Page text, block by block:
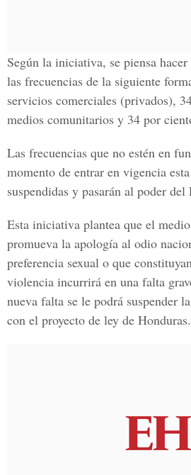
Según la iniciativa, se piensa
las frecuencias de la siguiente
servicios comerciales (privados),
medios comunitarios y 34 por
Las frecuencias que no estén en
momento de entrar en vigencia
suspendidas y pasarán al poder del
Esta iniciativa plantea que el
promueva la apología al odio
preferencia sexual o que
violencia incurrirá en una falta
nueva falta se le podrá suspender
con el proyecto de ley de Honduras.